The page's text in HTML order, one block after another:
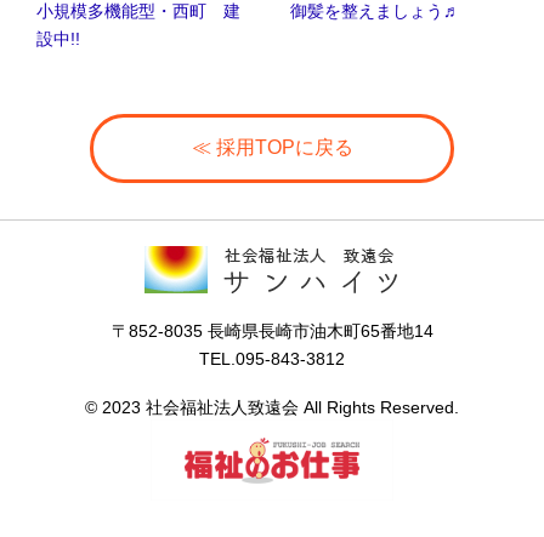
小規模多機能型・西町 建
設中!!
御髪を整えましょう♬
≪ 採用TOPに戻る
〒852-8035 長崎県長崎市油木町65番地14
TEL.095-843-3812
© 2023 社会福祉法人致遠会 All Rights Reserved.